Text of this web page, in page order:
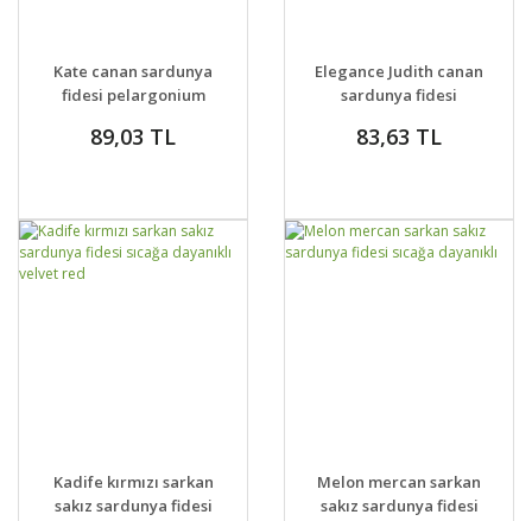
DETAYLAR
VER
Kate canan sardunya
fidesi pelargonium
89,03 TL
DETAYLAR
VER
Elegance Judith canan
sardunya fidesi
83,63 TL
DETAYLAR
VER
Kadife kırmızı sarkan
sakız sardunya fidesi
DETAYLAR
VER
Melon mercan sarkan
sakız sardunya fidesi